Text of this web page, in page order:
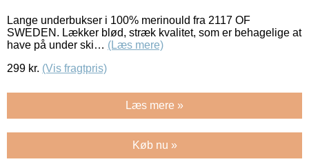
Lange underbukser i 100% merinould fra 2117 OF
SWEDEN. Lækker blød, stræk kvalitet, som er behagelige at
have på under ski… (Læs mere)
299 kr. (Vis fragtpris)
Læs mere »
Køb nu »